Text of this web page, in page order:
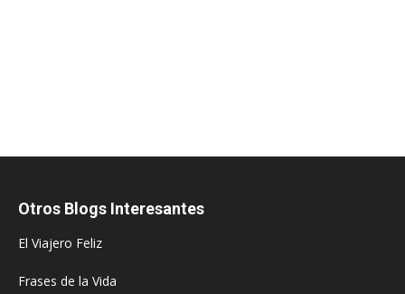
Otros Blogs Interesantes
El Viajero Feliz
Frases de la Vida